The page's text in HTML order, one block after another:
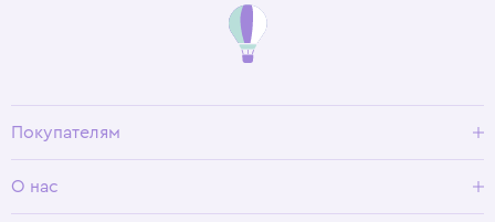
Покупателям
Условия возврата
О нас